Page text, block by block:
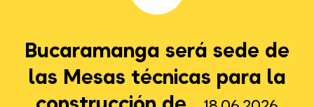
Bucaramanga será sede de
las Mesas técnicas para la